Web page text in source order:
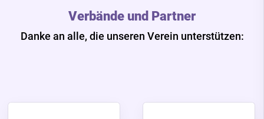
Verbände und Partner
Danke an alle, die unseren Verein unterstützen: